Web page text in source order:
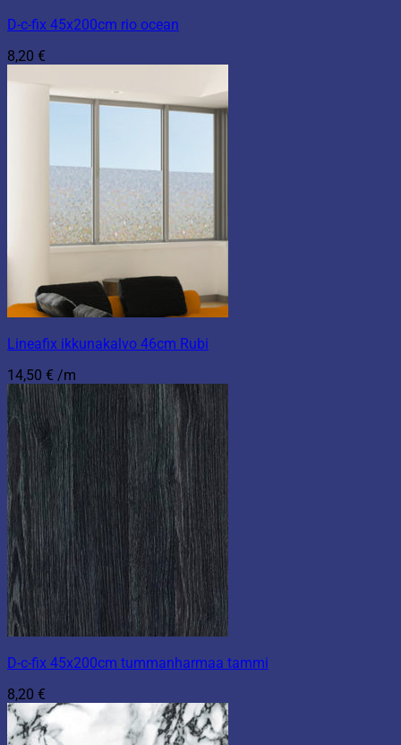
D-c-fix 45x200cm rio ocean
8,20 €
Lineafix ikkunakalvo 46cm Rubi
14,50 € /m
D-c-fix 45x200cm tummanharmaa tammi
8,20 €